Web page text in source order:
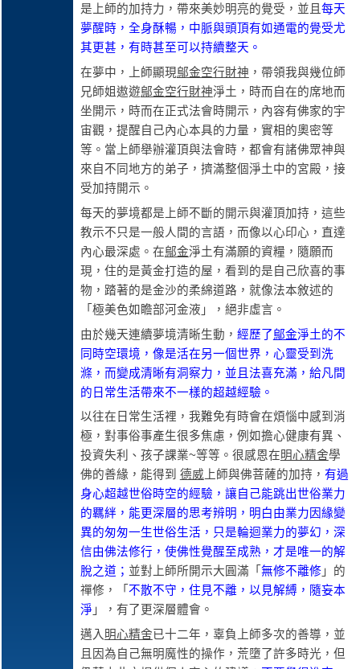
是上師的加持力，帶來美妙明亮的覺受，並且 每天
夢醒時，全身酥暢，中脈與頭頂有如通電的覺受尤
其更甚，有時甚至可以持續整天。
在夢中，上師顯現鄔金空行財神 ，帶領我與幾位師
兄師姐遨遊鄔金空行財神淨土，時而自在的席地而
坐開示，時而在正式法會時開示，內容有佛家的宇
宙觀，提醒自己內心本具的力量，實相的奧密等
等。當上師舉辦灌頂與法會時，都會有諸佛眾神與
來自不同地方的弟子，擠滿整個淨土中的宮殿，接
受加持開示。
每天的夢境都是上師不斷的開示與灌頂加持，這些
教示不只是一般人間的言語，而像以心印心，直達
內心最深處。在鄔金淨土有滿願的資糧，隨願而
現，住的是黃金打造的屋，看到的是自己欣喜的事
物，踏著的是金沙的柔綿道路，就像法本敘述的
「極美色如瞻部河金液」，絕非虛言。
由於幾天連續夢境清晰生動， 經歷了鄔金淨土的不
同時空環境，像是活在另一個世界，心靈受到洗
滌，而變成清晰有洞察力，並且法喜充滿，給凡間
的日常生活帶來不一樣的超越經驗。
以往在日常生活裡，我難免有時會在煩惱中感到消
極，對事俗事產生很多焦慮，例如擔心健康有異、
投資失利、孩子課業~等等。很感恩在明心精舍學
佛的善緣，能得到 德威 上師與佛菩薩的加持， 有過
身心超越世俗時空的經驗，讓自己能跳出世俗業力
的羈絆，能更深層的思考辨明，明白由業力因緣變
異的匆匆一生世俗生活，只是輪迴業力的夢幻，深
信由佛法修行，使佛性覺醒至成熟，才是唯一的解
脫之道； 並對上師所開示大圓滿「 無修不離修」的
禪修，「 不散不守，住見不離，以見解縛，隨妄本
淨 」，有了更深層體會。
邁入 明心精舍已十二年，辜負上師多次的善導，並
且因為自己無明魔性的操作，荒墮了許多時光，但